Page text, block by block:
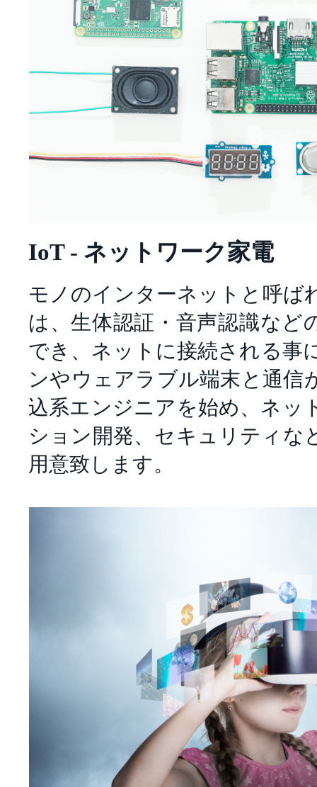
IoT - ネットワーク家電
モノのインターネットと呼ば
は、生体認証・音声認識など
でき、ネットに接続される事
ンやウェアラブル端末と通信
込系エンジニアを始め、ネッ
ション開発、セキュリティな
用意致します。